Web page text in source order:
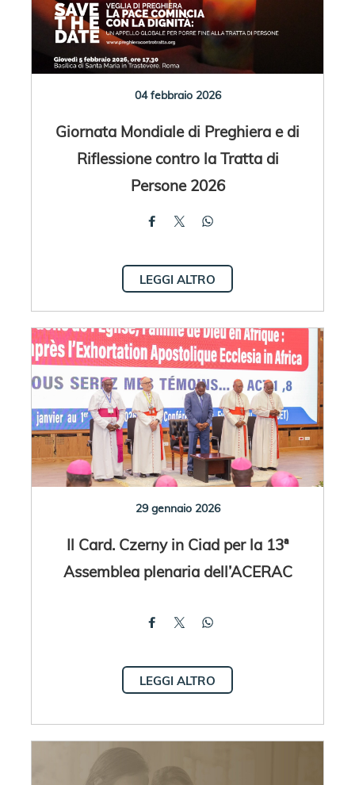
04 febbraio 2026
Giornata Mondiale di Preghiera e di
Riflessione contro la Tratta di
Persone 2026
LEGGI ALTRO
29 gennaio 2026
Il Card. Czerny in Ciad per la 13ª
Assemblea plenaria dell’ACERAC
LEGGI ALTRO